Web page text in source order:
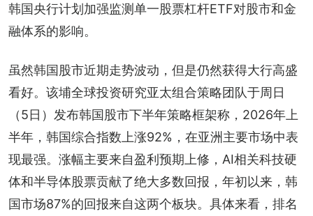
韩国央行计划加强监测单一股票杠杆ETF对股市和金
融体系的影响。
虽然韩国股市近期走势波动，但是仍然获得大行高盛
看好。该埔全球投资研究亚太组合策略团队于周日
（5日）发布韩国股市下半年策略框架称，2026年上
半年，韩国综合指数上涨92%，在亚洲主要市场中表
现最强。涨幅主要来自盈利预期上修，AI相关科技硬
体和半导体股票贡献了绝大多数回报，年初以来，韩
国市场87%的回报来自这两个板块。具体来看，排名